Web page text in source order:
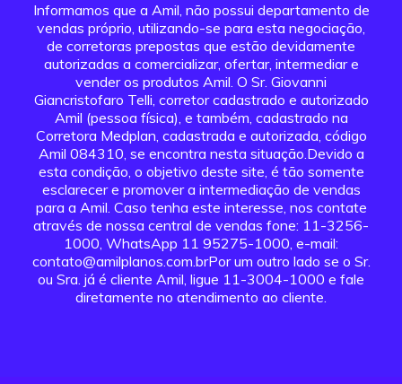
Informamos que a Amil, não possui departamento de
vendas próprio, utilizando-se para esta negociação,
de corretoras prepostas que estão devidamente
autorizadas a comercializar, ofertar, intermediar e
vender os produtos Amil. O Sr. Giovanni
Giancristofaro Telli, corretor cadastrado e autorizado
Amil (pessoa física), e também, cadastrado na
Corretora Medplan, cadastrada e autorizada, código
Amil 084310, se encontra nesta situação.Devido a
esta condição, o objetivo deste site, é tão somente
esclarecer e promover a intermediação de vendas
para a Amil. Caso tenha este interesse, nos contate
através de nossa central de vendas fone: 11-3256-
1000, WhatsApp 11 95275-1000, e-mail:
contato@amilplanos.com.brPor um outro lado se o Sr.
ou Sra. já é cliente Amil, ligue 11-3004-1000 e fale
diretamente no atendimento ao cliente.